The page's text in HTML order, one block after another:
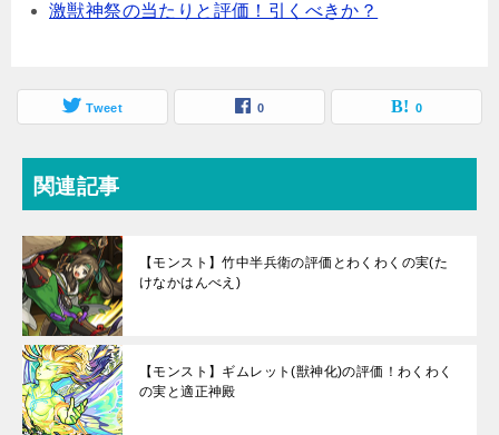
激獣神祭の当たりと評価！引くべきか？
Tweet 0 0
関連記事
【モンスト】竹中半兵衛の評価とわくわくの実(た
けなかはんべえ)
【モンスト】ギムレット(獣神化)の評価！わくわく
の実と適正神殿